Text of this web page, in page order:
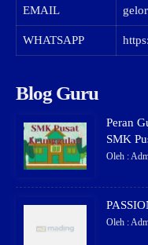
EMAIL
WHATSAPP
Blog Guru
Peran
SMK
Oleh :
Oleh :